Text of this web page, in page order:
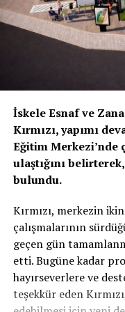
günlerde yapay zekâ
bilimsel
UP NEXT
Alper Gezeravcı
KKTC etle tırnak gibi
KAÇIRMAYIN
UKÜ ile Çek Teknik
protokolü İmzalandı
İskele Esnaf ve
Kırmızı, yapımı
Eğitim Merkezi’nde
ulaştığını
bulundu.
Kırmızı, merkezin
çalışmalarının
geçen gün
etti. Bugüne kadar
hayırseverlere ve
teşekkür eden